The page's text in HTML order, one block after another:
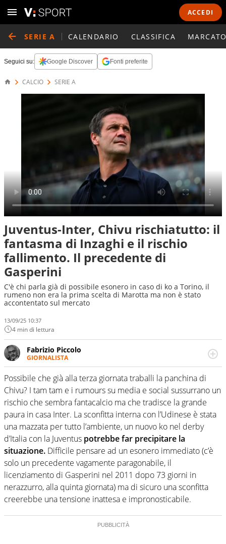
ACCEDI
SERIE A CALENDARIO CLASSIFICA
Seguici su: Google Discover Fonti preferite
CALCIO SERIE A
Juventus-Inter, Chivu rischiatutto: il
fantasma di Inzaghi e il rischio
fallimento. Il precedente di
Gasperini
C'è chi parla già di possibile esonero in caso di ko a Torino, il
rumeno non era la prima scelta di Marotta ma non è stato
accontentato sul mercato
13/09/25 10:37
4 min di lettura
Fabrizio Piccolo
GIORNALISTA
Nella sua carriera ha seguito numerose manifestazioni
sportive e collaborato con agenzie e testate. Esperienza,
competenza, conoscenza e memoria storica. Si occupa
prevalentemente di calcio
Possibile che già alla terza giornata traballi la panchina di
Chivu? I tam tam e i rumours su media e social sussurrano un
rischio che sembra fantacalcio ma che tradisce la grande
paura in casa Inter. La sconfitta interna con l’Udinese è stata
una mazzata per tutto l’ambiente, un nuovo ko nel derby
d’Italia con la Juventus potrebbe far precipitare la
situazione. Difficile pensare ad un esonero immediato (c’è
solo un precedente vagamente paragonabile, il
licenziamento di Gasperini nel 2011 dopo 73 giorni in
nerazzurro, alla quinta giornata) ma di sicuro una sconfitta
creerebbe una tensione inattesa e impronosticabile.